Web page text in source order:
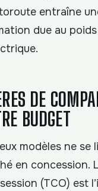
entraîne
due au
DE
BUDGET
modèles ne se
en concession.
(TCO) est